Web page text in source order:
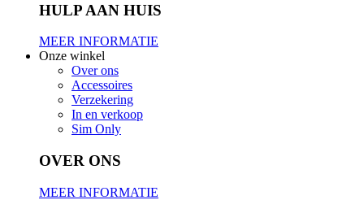
HULP AAN HUIS
MEER INFORMATIE
Onze winkel
Over ons
Accessoires
Verzekering
In en verkoop
Sim Only
OVER ONS
MEER INFORMATIE